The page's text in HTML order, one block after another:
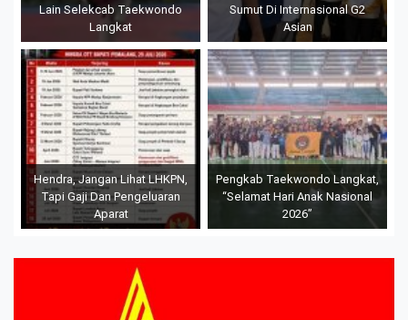
Lain Selekcab Taekwondo
Langkat
Sumut Di Internasional G2
Asian
Hendra, Jangan Lihat LHKPN,
Tapi Gaji Dan Pengeluaran
Aparat
Pengkab Taekwondo Langkat,
“Selamat Hari Anak Nasional
2026”